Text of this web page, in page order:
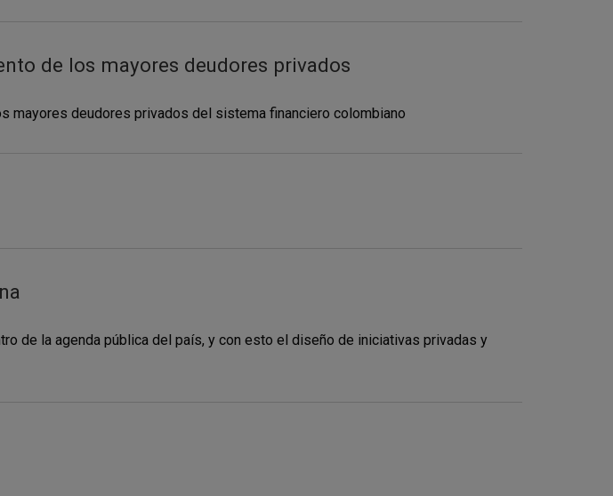
de los mayores deudores privados
mayores deudores privados del sistema financiero colombiano
de la agenda pública del país, y con esto el diseño de iniciativas privadas y